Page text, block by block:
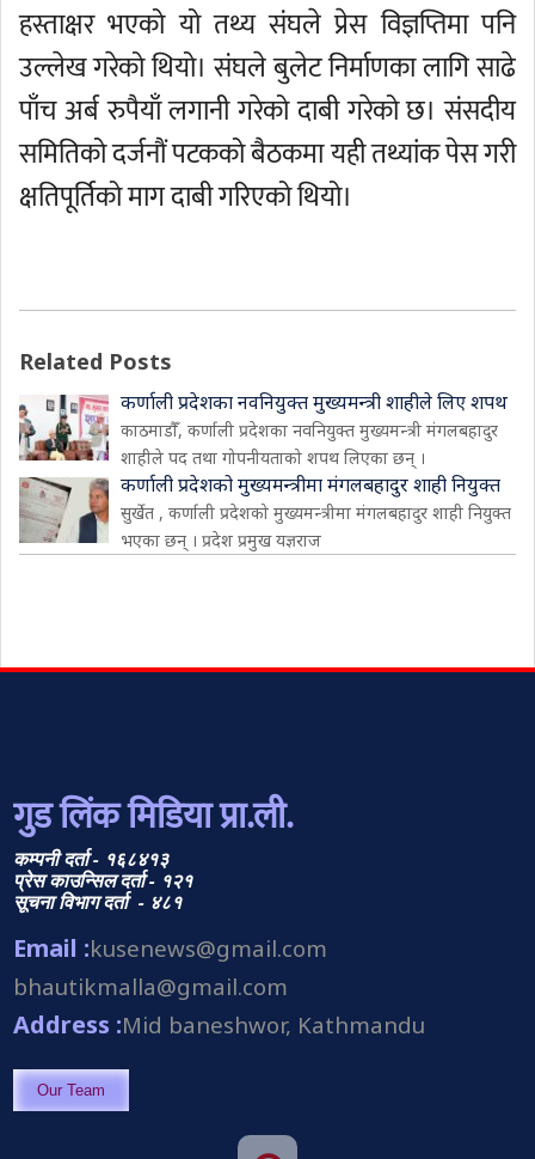
हस्ताक्षर भएको यो तथ्य संघले प्रेस विज्ञप्तिमा पनि
उल्लेख गरेको थियो। संघले बुलेट निर्माणका लागि साढे
पाँच अर्ब रुपैयाँ लगानी गरेको दाबी गरेको छ। संसदीय
समितिको दर्जनौं पटकको बैठकमा यही तथ्यांक पेस गरी
क्षतिपूर्तिको माग दाबी गरिएको थियो।
Related Posts
कर्णाली प्रदेशका नवनियुक्त मुख्यमन्त्री शाहीले लिए शपथ
काठमाडौँ, कर्णाली प्रदेशका नवनियुक्त मुख्यमन्त्री मंगलबहादुर
शाहीले पद तथा गोपनीयताको शपथ लिएका छन् ।
कर्णाली प्रदेशको मुख्यमन्त्रीमा मंगलबहादुर शाही नियुक्त
सुर्खेत , कर्णाली प्रदेशको मुख्यमन्त्रीमा मंगलबहादुर शाही नियुक्त
भएका छन् । प्रदेश प्रमुख यज्ञराज
गुड लिंक मिडिया प्रा.ली.
कम्पनी दर्ता - १६८४१३
प्रेस काउन्सिल दर्ता - १२१
सूचना विभाग दर्ता - ४८१
Email :kusenews@gmail.com
bhautikmalla@gmail.com
Address :Mid baneshwor, Kathmandu
Our Team